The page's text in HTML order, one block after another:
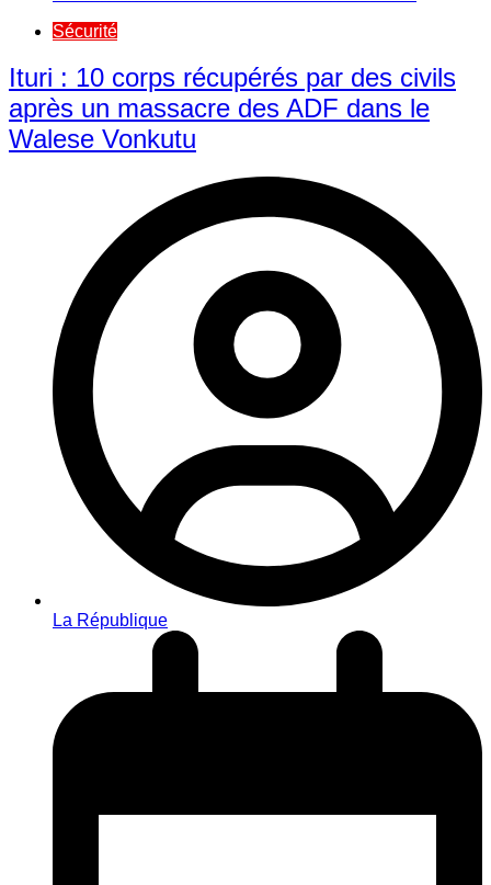
Sécurité
Ituri : 10 corps récupérés par des civils
après un massacre des ADF dans le
Walese Vonkutu
La République